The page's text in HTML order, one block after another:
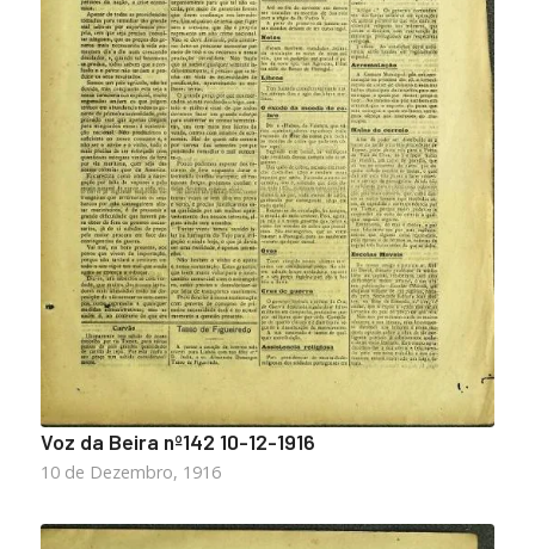
Voz da Beira nº142 10-12-1916
10 de Dezembro, 1916